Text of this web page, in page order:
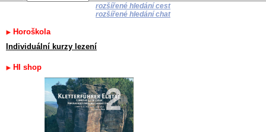
rozšířené hledání cest
rozšířené hledání chat
Horoškola
Individuální kurzy lezení
HI shop